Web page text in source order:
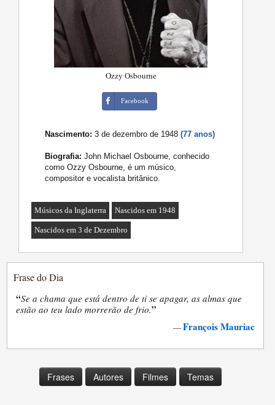
Ozzy Osbourne
Facebook
Nascimento: 3 de dezembro de 1948(77 anos)
Biografia: John Michael Osbourne, conhecido
como Ozzy Osbourne, é um músico,
compositor e vocalista britânico.
Músicos da Inglaterra Nascidos em 1948
Nascidos em 3 de Dezembro
Frase do Dia
“Se a chama que está dentro de ti se apagar, as almas que
estão ao teu lado morrerão de frio.”
—François Mauriac
Frases Autores Filmes Temas